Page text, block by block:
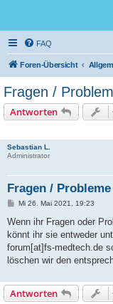
FAQ
Foren-Übersicht
Fragen /
Antworten
Sebastian L.
Administrator
Fragen / Probleme
B
i
r
a
Mi 26. Mai 2021, 19:23
Wenn ihr Fragen oder
könnt ihr sie entweder
forum[at]fs-medtech.de
löschen wir den
Antworten